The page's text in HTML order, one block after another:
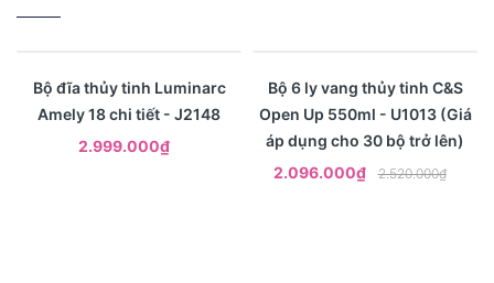
Xem nhanh
Bộ đĩa thủy tinh Luminarc
Amely 18 chi tiết - J2148
2.999.000₫
Xem nhanh
Bộ 6 ly vang thủy tinh C&S
Open Up 550ml - U1013 (Giá
áp dụng cho 30 bộ trở lên)
2.096.000₫
2.520.000₫